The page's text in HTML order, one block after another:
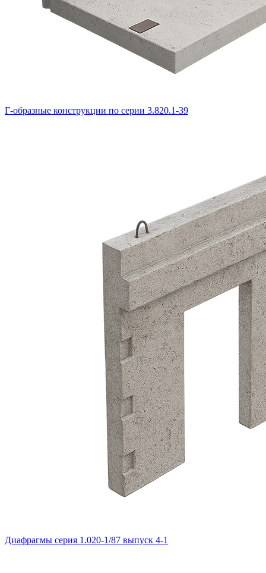
Г-образные конструкции по серии 3.820.1-39
Диафрагмы серия 1.020-1/87 выпуск 4-1